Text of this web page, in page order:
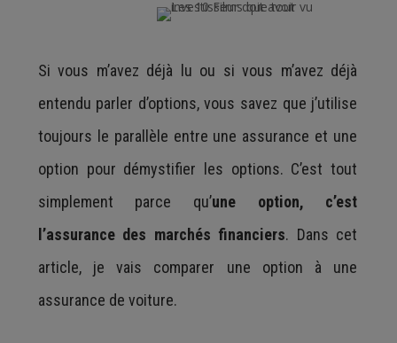
Si vous m’avez déjà lu ou si vous m’avez déjà
entendu parler d’options, vous savez que j’utilise
toujours le parallèle entre une assurance et une
option pour démystifier les options. C’est tout
simplement parce qu’une option, c’est
l’assurance des marchés financiers. Dans cet
article, je vais comparer une option à une
assurance de voiture.